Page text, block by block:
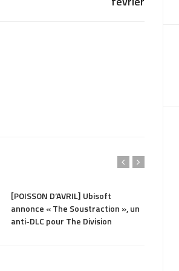
[POISSON D’AVRIL] Ubisoft
annonce « The Soustraction », un
anti-DLC pour The Division